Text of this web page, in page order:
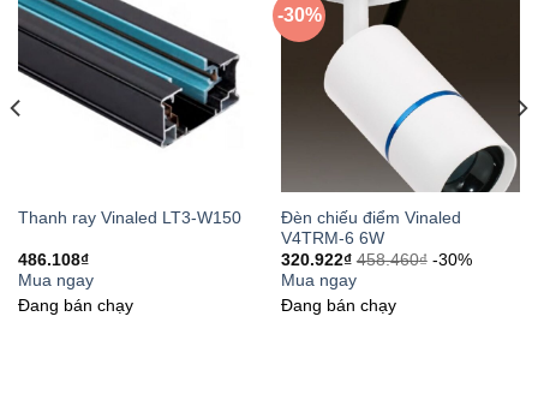
City, TP.HCM
Thanh ray Vinaled LT3-W150
486.108₫
Mua ngay
Đang bán chạy
-30%
Đèn chiếu điểm Vinaled
V4TRM-6 6W
320.922₫ 458.460₫ -30%
Mua ngay
Đang bán chạy